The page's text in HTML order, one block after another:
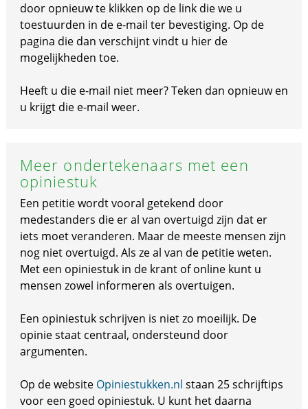
door opnieuw te klikken op de link die we u
toestuurden in de e-mail ter bevestiging. Op de
pagina die dan verschijnt vindt u hier de
mogelijkheden toe.
Heeft u die e-mail niet meer? Teken dan opnieuw en
u krijgt die e-mail weer.
Meer ondertekenaars met een
opiniestuk
Een petitie wordt vooral getekend door
medestanders die er al van overtuigd zijn dat er
iets moet veranderen. Maar de meeste mensen zijn
nog niet overtuigd. Als ze al van de petitie weten.
Met een opiniestuk in de krant of online kunt u
mensen zowel informeren als overtuigen.
Een opiniestuk schrijven is niet zo moeilijk. De
opinie staat centraal, ondersteund door
argumenten.
Op de website Opiniestukken.nl staan 25 schrijftips
voor een goed opiniestuk. U kunt het daarna